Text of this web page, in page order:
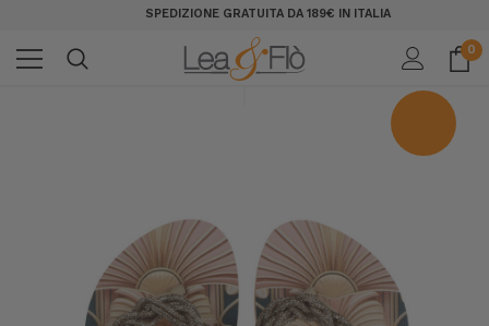
SPEDIZIONE GRATUITA DA 189€ IN ITALIA
0